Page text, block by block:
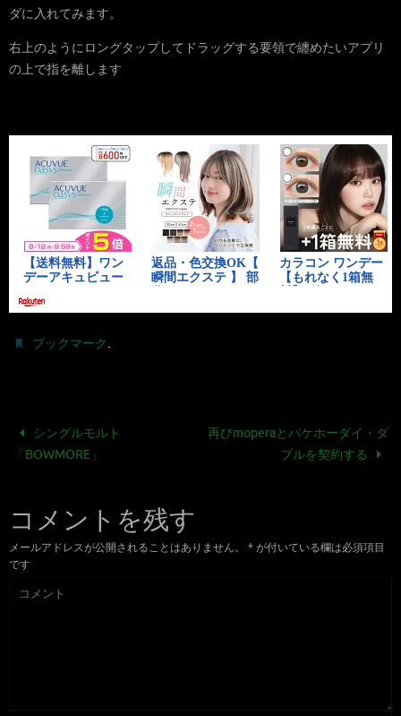
ダに入れてみます。
右上のようにロングタップしてドラッグする要領で纏めたいアプリ
の上で指を離します
ブックマーク.
シングルモルト
「BOWMORE」
再びmoperaとパケホーダイ・ダ
ブルを契約する
コメントを残す
メールアドレスが公開されることはありません。 * が付いている欄は必須項目
です